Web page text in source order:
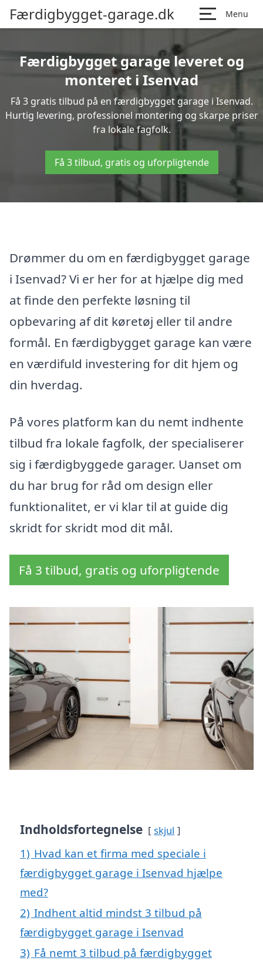
Færdigbygget-garage.dk Menu
Færdigbygget garage leveret og
monteret i Isenvad
Få 3 gratis tilbud på en færdigbygget garage i Isenvad.
Hurtig levering, professionel montering og skarpe priser
fra lokale fagfolk.
Få 3 tilbud, gratis og uforpligtende
Drømmer du om en færdigbygget garage
i Isenvad? Vi er her for at hjælpe dig med
at finde den perfekte løsning til
opbevaring af dit køretøj eller til andre
formål. En færdigbygget garage kan være
en værdifuld investering for dit hjem og
din hverdag.
På vores platform kan du nemt indhente
tilbud fra lokale fagfolk, der specialiserer
sig i færdigbyggede garager. Uanset om
du har brug for råd om design eller
funktionalitet, er vi klar til at guide dig
skridt for skridt mod dit mål.
Få 3 tilbud, gratis og uforpligtende
Indholdsfortegnelse skjul
1) Hvad kan et firma med speciale i
færdigbygget garage i Isenvad hjælpe
med?
2) Indhent altid mindst 3 tilbud på
færdigbygget garage i Isenvad
3) Få nemt 3 tilbud på færdigbygget